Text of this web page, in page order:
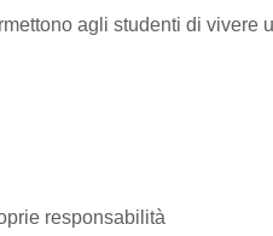
agli studenti di vivere
responsabilità